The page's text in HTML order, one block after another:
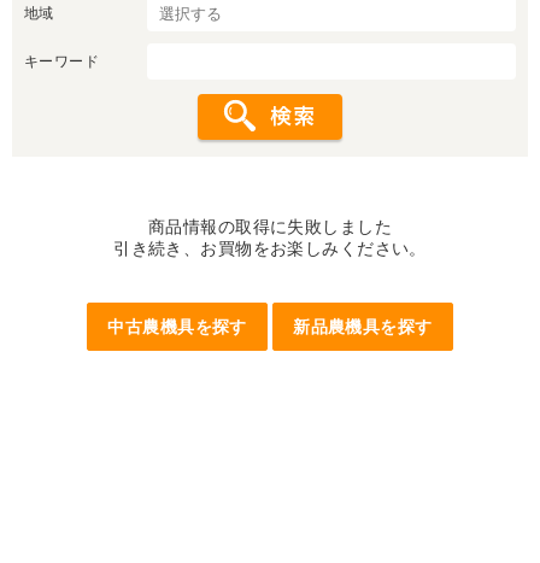
地域
キーワード
商品情報の取得に失敗しました
引き続き、お買物をお楽しみください。
中古農機具を探す 新品農機具を探す